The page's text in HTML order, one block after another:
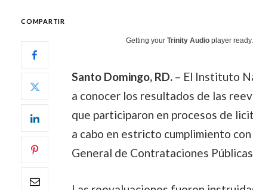
COMPARTIR
Getting your Trinity Audioplayer
Santo Domingo, RD.– El Instituto
a conocer los resultados de las
que participaron en procesos de
a cabo en estricto cumplimiento
General de Contrataciones